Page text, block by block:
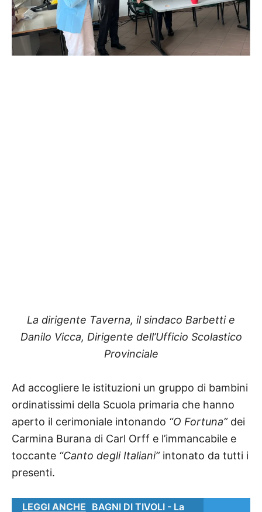
La dirigente Taverna, il sindaco Barbetti e
Danilo Vicca, Dirigente dell’Ufficio Scolastico
Provinciale
Ad accogliere le istituzioni un gruppo di bambini
ordinatissimi della Scuola primaria che hanno
aperto il cerimoniale intonando “O Fortuna”dei
Carmina Burana di Carl Orff e l’immancabile e
toccante “Canto degli Italiani”intonato da tutti i
presenti.
LEGGI ANCHE BAGNI DI TIVOLI - La